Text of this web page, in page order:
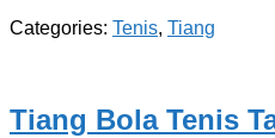
Categories: Tenis, Tiang
Tiang Bola Tenis